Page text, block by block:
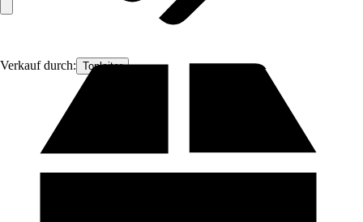
Verkauf durch: Topleiter